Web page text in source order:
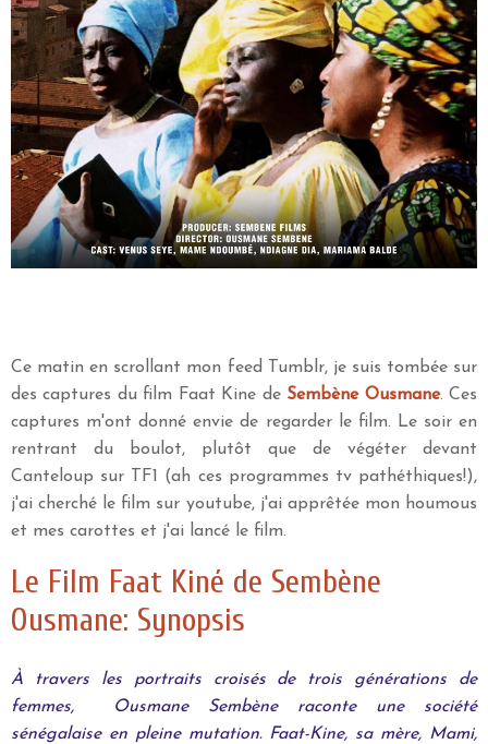
Ce matin en scrollant mon feed Tumblr, je suis tombée sur
des captures du film Faat Kine de Sembène Ousmane. Ces
captures m'ont donné envie de regarder le film. Le soir en
rentrant du boulot, plutôt que de végéter devant
Canteloup sur TF1 (ah ces programmes tv pathéthiques!),
j'ai cherché le film sur youtube, j'ai apprêtée mon houmous
et mes carottes et j'ai lancé le film.
Le Film Faat Kiné de Sembène
Ousmane: Synopsis
À travers les portraits croisés de trois générations de
femmes, Ousmane Sembène raconte une société
sénégalaise en pleine mutation. Faat-Kine, sa mère, Mami,